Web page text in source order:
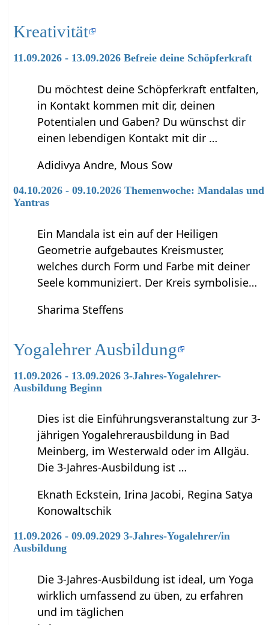
Kreativität
11.09.2026 - 13.09.2026 Befreie deine Schöpferkraft
Du möchtest deine Schöpferkraft entfalten,
in Kontakt kommen mit dir, deinen
Potentialen und Gaben? Du wünschst dir
einen lebendigen Kontakt mit dir …
Adidivya Andre, Mous Sow
04.10.2026 - 09.10.2026 Themenwoche: Mandalas und
Yantras
Ein Mandala ist ein auf der Heiligen
Geometrie aufgebautes Kreismuster,
welches durch Form und Farbe mit deiner
Seele kommuniziert. Der Kreis symbolisie…
Sharima Steffens
Yogalehrer Ausbildung
11.09.2026 - 13.09.2026 3-Jahres-Yogalehrer-
Ausbildung Beginn
Dies ist die Einführungsveranstaltung zur 3-
jährigen Yogalehrerausbildung in Bad
Meinberg, im Westerwald oder im Allgäu.
Die 3-Jahres-Ausbildung ist …
Eknath Eckstein, Irina Jacobi, Regina Satya
Konowaltschik
11.09.2026 - 09.09.2029 3-Jahres-Yogalehrer/in
Ausbildung
Die 3-Jahres-Ausbildung ist ideal, um Yoga
wirklich umfassend zu üben, zu erfahren
und im täglichen